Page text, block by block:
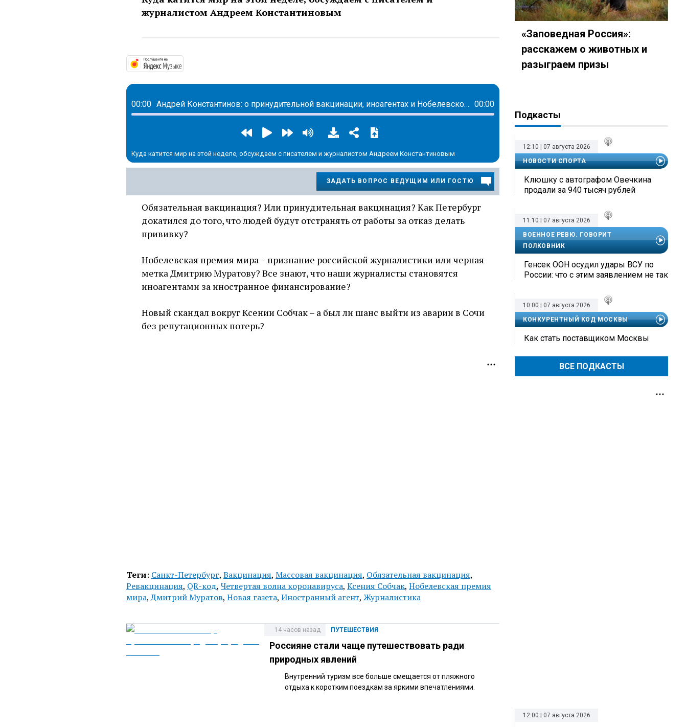
журналистом Андреем Константиновым
00:00 Андрей Константинов: о принудительной вакцинации, иноагентах и Нобелевской премии мира и о репутации Ксении Собчак 00:00
Куда катится мир на этой неделе, обсуждаем с писателем и журналистом Андреем Константиновым
ЗАДАТЬ ВОПРОС ВЕДУЩИМ ИЛИ ГОСТЮ
Обязательная вакцинация? Или принудительная вакцинация? Как Петербург
докатился до того, что людей будут отстранять от работы за отказ делать
прививку?
Нобелевская премия мира – признание российской журналистики или черная
метка Дмитрию Муратову? Все знают, что наши журналисты становятся
иноагентами за иностранное финансирование?
Новый скандал вокруг Ксении Собчак – а был ли шанс выйти из аварии в Сочи
без репутационных потерь?
Теги: Санкт-Петербург, Вакцинация, Массовая вакцинация, Обязательная вакцинация,
Ревакцинация, QR-код, Четвертая волна коронавируса, Ксения Собчак, Нобелевская премия
мира,Дмитрий Муратов, Новая газета, Иностранный агент, Журналистика
ПУТЕШЕСТВИЯ
14 часов назад
Россияне стали чаще путешествовать ради
природных явлений
Внутренний туризм все больше смещается от пляжного
отдыха к коротким поездкам за яркими впечатлениями.
«Заповедная Россия»:
расскажем о животных и
разыграем призы
Подкасты
12:10 | 07 августа 2026
НОВОСТИ СПОРТА
Клюшку с автографом Овечкина
продали за 940 тысяч рублей
11:10 | 07 августа 2026
ВОЕННОЕ РЕВЮ. ГОВОРИТ
ПОЛКОВНИК
Генсек ООН осудил удары ВСУ по
России: что с этим заявлением не так
10:00 | 07 августа 2026
КОНКУРЕНТНЫЙ КОД МОСКВЫ
Как стать поставщиком Москвы
ВСЕ ПОДКАСТЫ
12:00 | 07 августа 2026